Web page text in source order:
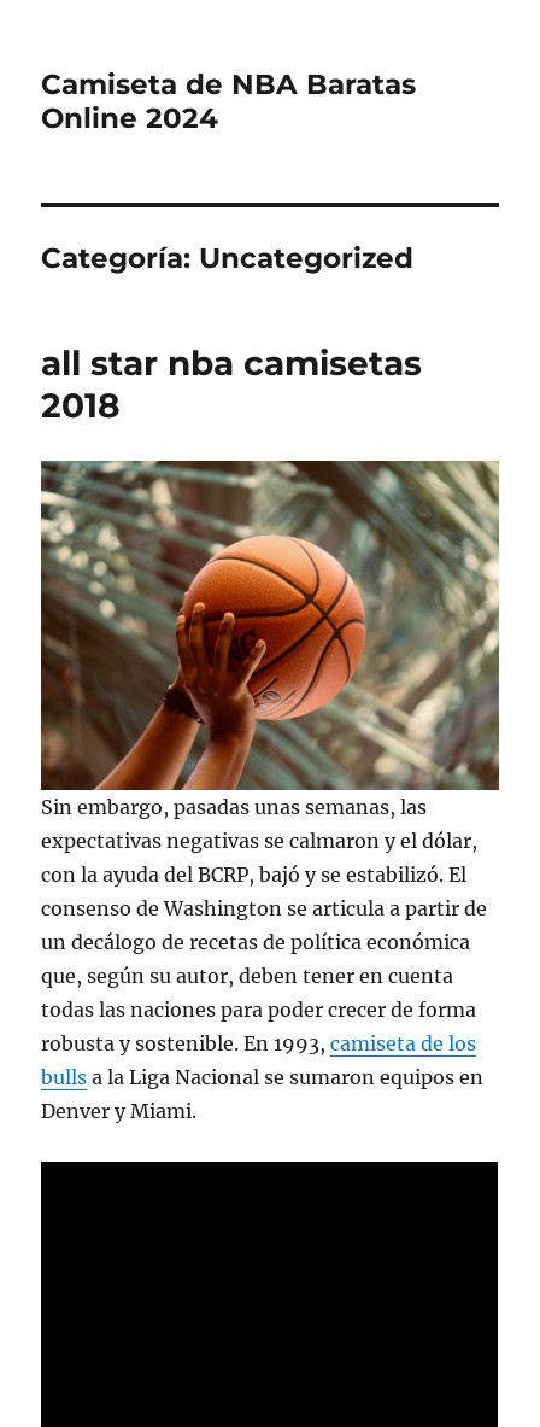
Camiseta de NBA Baratas
Online 2024
Categoría: Uncategorized
all star nba camisetas
2018
Sin embargo, pasadas unas semanas, las
expectativas negativas se calmaron y el dólar,
con la ayuda del BCRP, bajó y se estabilizó. El
consenso de Washington se articula a partir de
un decálogo de recetas de política económica
que, según su autor, deben tener en cuenta
todas las naciones para poder crecer de forma
robusta y sostenible. En 1993,camiseta de los
bulls a la Liga Nacional se sumaron equipos en
Denver y Miami.